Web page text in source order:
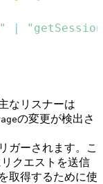
|
なリスナーは
の変更が検出さ
ガーされます。こ
クエストを送信
取得するために使